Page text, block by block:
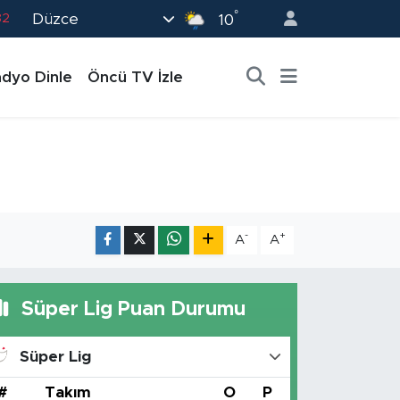
Düzce 10°
Dinle Öncü TV İzle
A- A+
Süper Lig Puan Durumu
Süper Lig
Takım O P